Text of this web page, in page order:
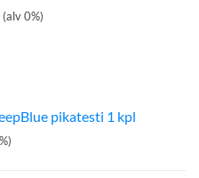
(alv 0%)
pikatesti 1 kpl